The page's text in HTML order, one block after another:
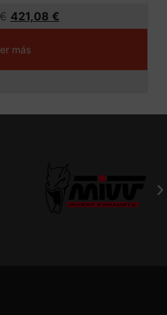
421,08 €
más